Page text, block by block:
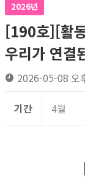
2026년
[190호][활
우리가 연결
2026-05-08 오
기간 4월